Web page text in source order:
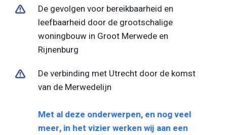
De gevolgen voor bereikbaarheid en
leefbaarheid door de grootschalige
woningbouw in Groot Merwede en
Rijnenburg
De verbinding met Utrecht door de komst
van de Merwedelijn
Met al deze onderwerpen, en nog veel
meer, in het vizier werken wij aan een